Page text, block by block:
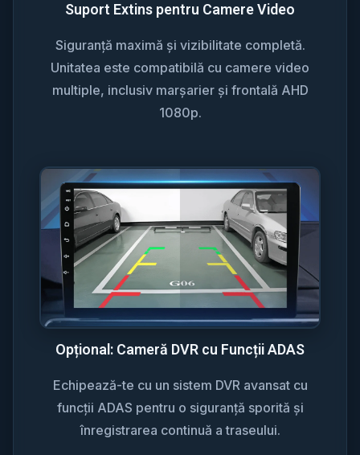
Suport Extins pentru Camere Video
Siguranță maximă și vizibilitate completă.
Unitatea este compatibilă cu camere video
multiple, inclusiv marșarier și frontală AHD
1080p.
Opțional: Cameră DVR cu Funcții ADAS
Echipează-te cu un sistem DVR avansat cu
funcții ADAS pentru o siguranță sporită și
înregistrarea continuă a traseului.